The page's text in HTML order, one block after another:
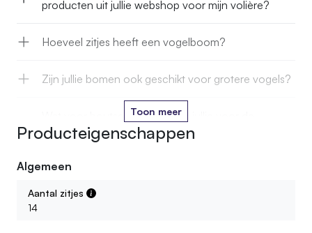
producten uit jullie webshop voor mijn volière?
Hoeveel zitjes heeft een vogelboom?
Zijn jullie bomen ook geschikt voor grotere vogels?
Wat voor houtsoort gebruiken jullie voor de
vogelbomen?
Zijn de vogelbomen behandeld tegen
Toon meer
Producteigenschappen
Algemeen
Aantal zitjes
14